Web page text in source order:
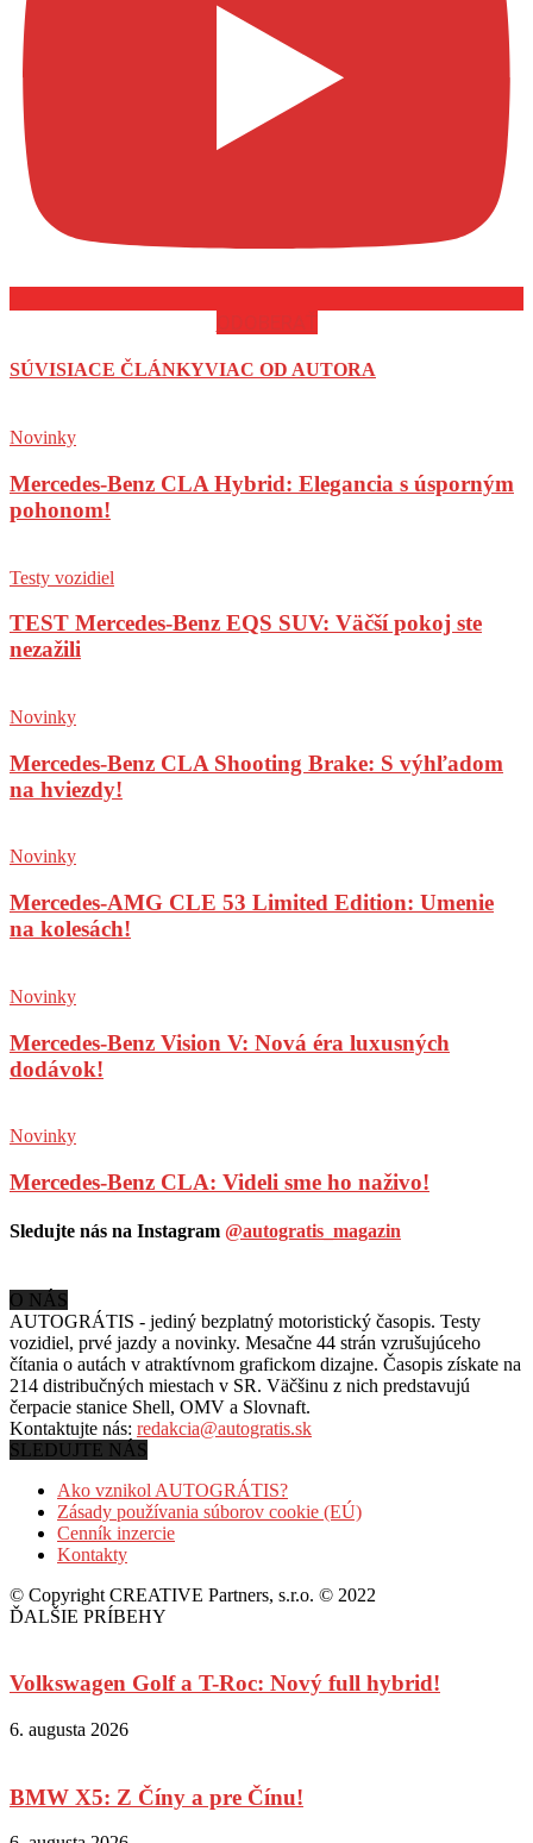
SÚVISIACE ČLÁNKYVIAC OD AUTORA
Novinky
Mercedes-Benz CLA Hybrid: Elegancia s úsporným
pohonom!
Testy vozidiel
TEST Mercedes-Benz EQS SUV: Väčší pokoj ste
nezažili
Novinky
Mercedes-Benz CLA Shooting Brake: S výhľadom
na hviezdy!
Novinky
Mercedes-AMG CLE 53 Limited Edition: Umenie
na kolesách!
Novinky
Mercedes-Benz Vision V: Nová éra luxusných
dodávok!
Novinky
Mercedes-Benz CLA: Videli sme ho naživo!
Sledujte nás na Instagram @autogratis_magazin
O NÁS
AUTOGRÁTIS - jediný bezplatný motoristický časopis. Testy
vozidiel, prvé jazdy a novinky. Mesačne 44 strán vzrušujúceho
čítania o autách v atraktívnom grafickom dizajne. Časopis získate na
214 distribučných miestach v SR. Väčšinu z nich predstavujú
čerpacie stanice Shell, OMV a Slovnaft.
Kontaktujte nás: redakcia@autogratis.sk
SLEDUJTE NÁS
Ako vznikol AUTOGRÁTIS?
Zásady používania súborov cookie (EÚ)
Cenník inzercie
Kontakty
© Copyright CREATIVE Partners, s.r.o. © 2022
ĎALŠIE PRÍBEHY
Volkswagen Golf a T-Roc: Nový full hybrid!
6. augusta 2026
BMW X5: Z Číny a pre Čínu!